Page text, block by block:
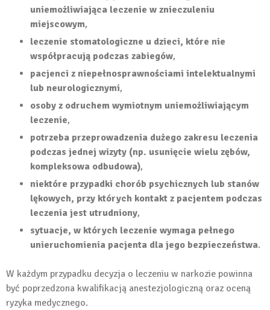
uniemożliwiająca leczenie w znieczuleniu
miejscowym,
leczenie stomatologiczne u dzieci, które nie
współpracują podczas zabiegów,
pacjenci z niepełnosprawnościami intelektualnymi
lub neurologicznymi,
osoby z odruchem wymiotnym uniemożliwiającym
leczenie,
potrzeba przeprowadzenia dużego zakresu leczenia
podczas jednej wizyty (np. usunięcie wielu zębów,
kompleksowa odbudowa),
niektóre przypadki chorób psychicznych lub stanów
lękowych, przy których kontakt z pacjentem podczas
leczenia jest utrudniony,
sytuacje, w których leczenie wymaga pełnego
unieruchomienia pacjenta dla jego bezpieczeństwa.
W każdym przypadku decyzja o leczeniu w narkozie powinna
być poprzedzona kwalifikacją anestezjologiczną oraz oceną
ryzyka medycznego.